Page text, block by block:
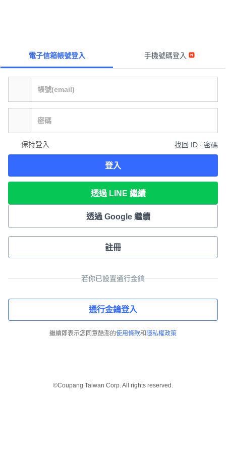
電子信箱帳號登入 手機號碼登入
保持登入 找回 ID ∙ 密碼
登入
透過 LINE 繼續
透過 Google 繼續
註冊
若你已設置通行金鑰
通行金鑰登入
繼續即表示您同意酷澎的使用條款和 隱私權政策
©Coupang Taiwan Corp. All rights reserved.